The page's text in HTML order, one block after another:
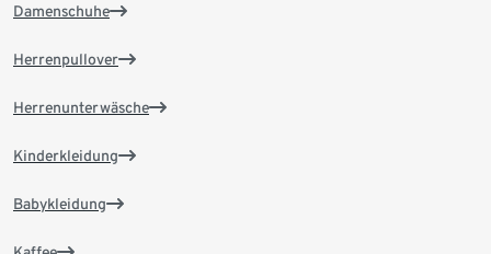
Damenschuhe
Herrenpullover
Herrenunterwäsche
Kinderkleidung
Babykleidung